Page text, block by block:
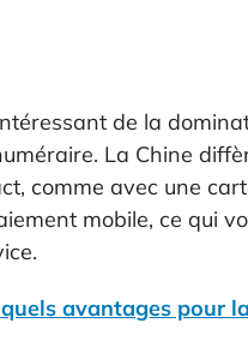
de la
La Chine
comme avec une
mobile, ce qui
avantages pour